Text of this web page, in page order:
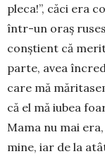
pleca!”, căci era
într-un oraş
conştient că
parte, avea
care mă
că el mă iubea
Mama nu mai
mine, iar de la